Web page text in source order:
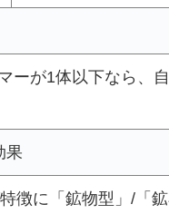
ーが1体以下なら、
果
徴に「鉱物型」/「